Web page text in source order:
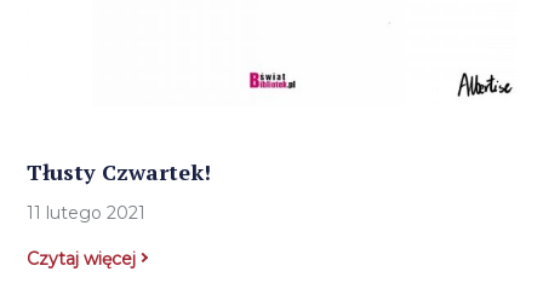
Tłusty Czwartek!
11 lutego 2021
Czytaj więcej